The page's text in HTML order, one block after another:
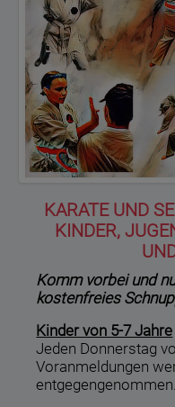
KARATE UND
KINDER,
Komm vorbei und
kostenfreies
Kinder von 5-7 Jahre
Jeden Donnerstag
Voranmeldungen
entgegengenommen.